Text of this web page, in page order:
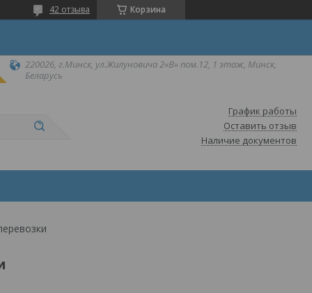
Корзина
42 отзыва
220026, г.Минск, ул.Жилуновича 2«В» пом.12, 1 этаж, Минск,
Беларусь
График работы
Оставить отзыв
Наличие документов